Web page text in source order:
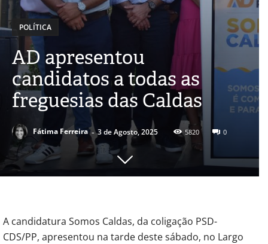
POLÍTICA
AD apresentou
candidatos a todas as
freguesias das Caldas
Fátima Ferreira - 3 de Agosto, 2025 5820 0
A candidatura Somos Caldas, da coligação PSD-
CDS/PP, apresentou na tarde deste sábado, no Largo